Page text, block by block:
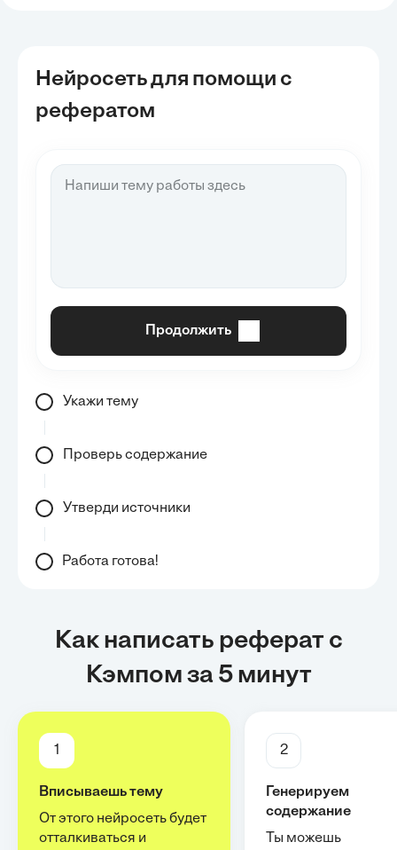
Нейросеть для помощи с
рефератом
Продолжить
Укажи тему
Проверь содержание
Утверди источники
Работа готова!
Как написать реферат с
Кэмпом за 5 минут
1
Вписываешь тему
От этого нейросеть будет
отталкиваться и
2
Генерируем
содержание
Ты можешь